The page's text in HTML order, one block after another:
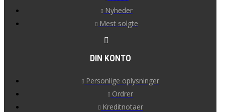
Nyheder
Mest solgte
DIN KONTO
Personlige oplysninger
Ordrer
Kreditnotaer